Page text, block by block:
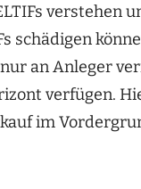
verstehen
schädigen
an Anleger
verfügen.
im